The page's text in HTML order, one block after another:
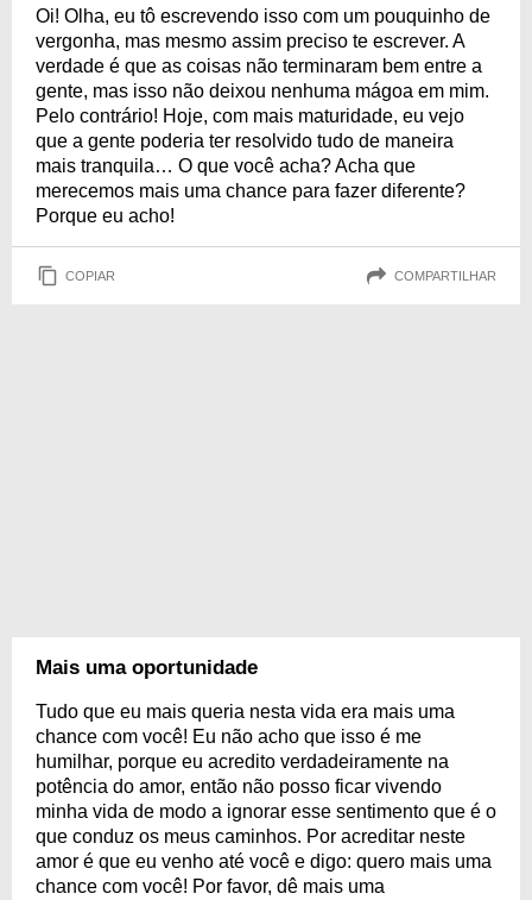
Oi! Olha, eu tô escrevendo isso com um pouquinho de
vergonha, mas mesmo assim preciso te escrever. A
verdade é que as coisas não terminaram bem entre a
gente, mas isso não deixou nenhuma mágoa em mim.
Pelo contrário! Hoje, com mais maturidade, eu vejo
que a gente poderia ter resolvido tudo de maneira
mais tranquila… O que você acha? Acha que
merecemos mais uma chance para fazer diferente?
Porque eu acho!
COPIAR COMPARTILHAR
Mais uma oportunidade
Tudo que eu mais queria nesta vida era mais uma
chance com você! Eu não acho que isso é me
humilhar, porque eu acredito verdadeiramente na
potência do amor, então não posso ficar vivendo
minha vida de modo a ignorar esse sentimento que é o
que conduz os meus caminhos. Por acreditar neste
amor é que eu venho até você e digo: quero mais uma
chance com você! Por favor, dê mais uma